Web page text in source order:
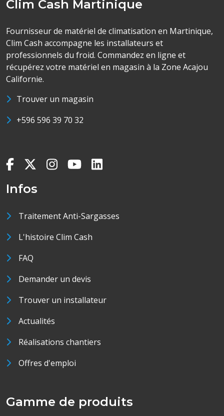
Clim Cash Martinique
Fournisseur de matériel de climatisation en Martinique,
Clim Cash accompagne les installateurs et
professionnels du froid. Commandez en ligne et
récupérez votre matériel en magasin à la Zone Acajou
Californie.
Trouver un magasin
+596 596 39 70 32
Infos
Traitement Anti-Sargasses
L'histoire Clim Cash
FAQ
Demander un devis
Trouver un installateur
Actualités
Réalisations chantiers
Offres d'emploi
Gamme de produits